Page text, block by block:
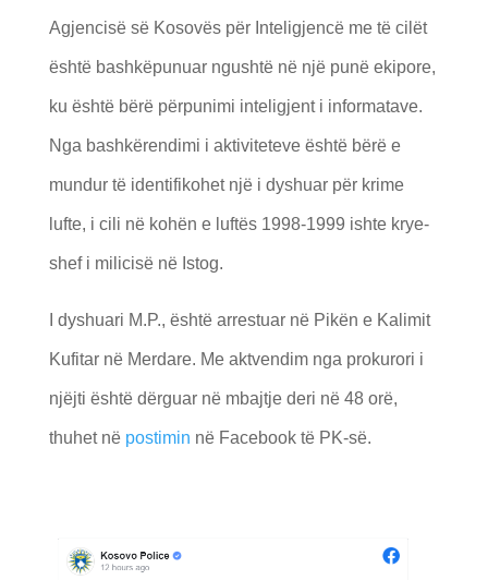
Agjencisë së Kosovës për Inteligjencë me të cilët
është bashkëpunuar ngushtë në një punë ekipore,
ku është bërë përpunimi inteligjent i informatave.
Nga bashkërendimi i aktiviteteve është bërë e
mundur të identifikohet një i dyshuar për krime
lufte, i cili në kohën e luftës 1998-1999 ishte krye-
shef i milicisë në Istog.
I dyshuari M.P., është arrestuar në Pikën e Kalimit
Kufitar në Merdare. Me aktvendim nga prokurori i
njëjti është dërguar në mbajtje deri në 48 orë,
thuhet në postimin në Facebook të PK-së.